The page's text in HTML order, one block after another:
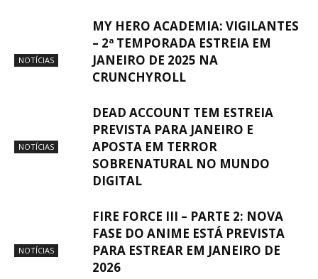
NOTÍCIAS
MY HERO ACADEMIA: VIGILANTES
– 2ª TEMPORADA ESTREIA EM
JANEIRO DE 2025 NA
CRUNCHYROLL
NOTÍCIAS
DEAD ACCOUNT TEM ESTREIA
PREVISTA PARA JANEIRO E
APOSTA EM TERROR
SOBRENATURAL NO MUNDO
DIGITAL
NOTÍCIAS
FIRE FORCE III – PARTE 2: NOVA
FASE DO ANIME ESTÁ PREVISTA
PARA ESTREAR EM JANEIRO DE
2026